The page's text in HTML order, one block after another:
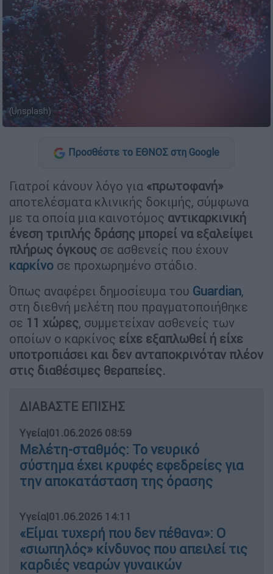
(Unsplash)
Προσθέστε το ΕΘΝΟΣ στη Google
Γιατροί κάνουν λόγο για «πρωτοφανή»
αποτελέσματα κλινικής δοκιμής, σύμφωνα
με τα οποία μια καινοτόμος αντικαρκινική
ένεση τριπλής δράσης μπορεί να εξαλείψει
πλήρως όγκους σε ασθενείς που έχουν
καρκίνο σε προχωρημένο στάδιο.
Όπως αναφέρει δημοσίευμα του Guardian,
στη διεθνή μελέτη που πραγματοποιήθηκε
σε 11 χώρες, συμμετείχαν ασθενείς των
οποίων ο καρκίνος είχε εξαπλωθεί ή είχε
υποτροπιάσει και δεν ανταποκρινόταν πλέον
στις διαθέσιμες θεραπείες.
ΔΙΑΒΑΣΤΕ ΕΠΙΣΗΣ
Υγεία|01.06.2026 08:59
Μελέτη-σταθμός: Το νευρικό
σύστημα έχει κρυφές εφεδρείες για
την αποκατάσταση της όρασης
Υγεία|01.06.2026 14:11
«Είμαι τυχερή που δεν πέθανα»: Ο
«σιωπηλός» κίνδυνος που απειλεί τις
καρδιές νεαρών γυναικών